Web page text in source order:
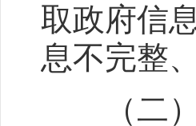
取政府信
息不完整
（二）